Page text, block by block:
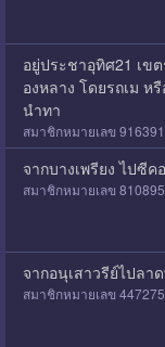
อยู่ประชาอุทิศ21 เข
องหลาง โดยรถเม ห
นำทา
สมาชิกหมายเลข
จากบางเพรียง ไปซี
สมาชิกหมายเลข
จากอนุเสาวรีย์ไปลา
สมาชิกหมายเลข